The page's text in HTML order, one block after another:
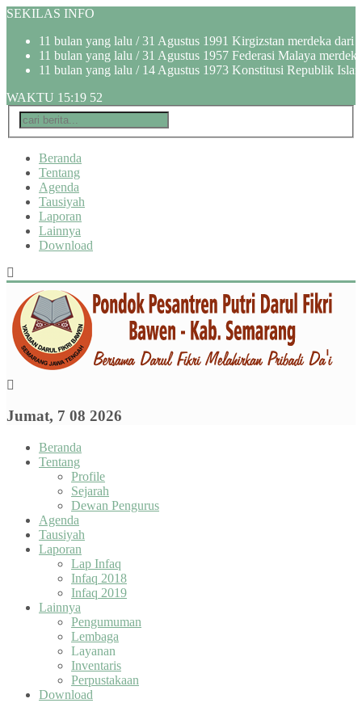
SEKILAS INFO
11 bulan yang lalu / 31 Agustus 1991 Kirgizstan merdeka dari
11 bulan yang lalu / 31 Agustus 1957 Federasi Malaya
11 bulan yang lalu / 14 Agustus 1973 Konstitusi Republik
WAKTU 15:19 53
Beranda
Tentang
Agenda
Tausiyah
Laporan
Lainnya
Download
Jumat, 7 08 2026
Beranda
Tentang
Profile
Sejarah
Dewan Pengurus
Agenda
Tausiyah
Laporan
Lap Infaq
Infaq 2018
Infaq 2019
Lainnya
Pengumuman
Lembaga
Layanan
Inventaris
Perpustakaan
Download